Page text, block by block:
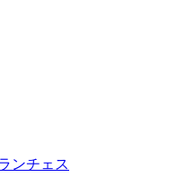
ンチェス